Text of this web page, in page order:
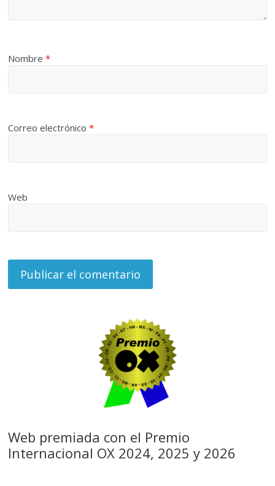
Nombre*
Correo electrónico*
Web
Web premiada con el Premio
Internacional OX 2024, 2025 y 2026